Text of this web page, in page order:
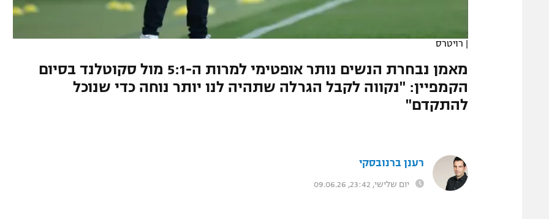
| רויטרס
מאמן נבחרת הנשים נותר אופטימי למרות ה-5:1 מול סקוטלנד בסיום
הקמפיין: "נקווה לקבל הגרלה שתהיה לנו יותר נוחה כדי שנוכל
להתקדם"
רענן ברנובסקי
יום שלישי, 23:42, 09.06.26